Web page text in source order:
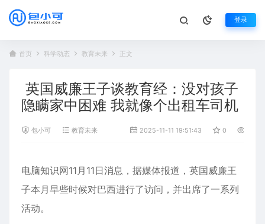
登录
首页 科学动态 教育未来 正文
英国威廉王子谈教育经：没对孩子
隐瞒家中困难 我就像个出租车司机
包小可 教育未来 2025-11-11 19:51:43 0
电脑知识网11月11日消息，据媒体报道，英国威廉王
子本月早些时候对巴西进行了访问，并出席了一系列
活动。